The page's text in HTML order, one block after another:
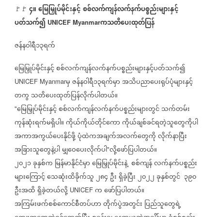
🚩🚩 ၄။မြေမြှုပ်မိုင်းနှင့်စစ်လက်ကျန်လက်နက်ပစ္စည်းများနှင့်
ပတ်သက်၍ UNICEF Myanmarကသတိပေးထုတ်ပြန်
ဇန်နဝါရီ၁၃ရက်
မြေမြှုပ်မိုင်းနှင့်စစ်လက်ကျန်လက်နက်ပစ္စည်းများနှင့်ပတ်သက်၍
UNICEF Myanmarမှဇန်နဝါရီ၁၃ရက်မှာအသိပညာပေးရုပ်ပုံများနှင့်
တကွ သတိပေးထုတ်ပြန်လိုက်ပါတယ်။
"မြေမြှုပ်မိုင်းနှင့်စစ်လက်ကျန်လက်နက်ပစ္စည်းများတွင်သက်တမ်း
ကုန်ဆုံးရက်မရှိပါ။ကိုယ်ကိုယ်တိုင်ကောကိုယ်ချစ်ခင်ရတဲ့သူတွေကိုပါ
အကာအကွယ်ပေးနိုင်ဖို့ပုံထဲကအချက်အလက်တွေကိုလိုက်နာပြီး
အခြားသူတွေနဲ့ပါမျှဝေပေးလိုက်ပါ"လို့ဖော်ပြပါတယ်။
၂၀၂၁ခုနှစ်က မြန်မာနိုင်ငံမှာမြေမြှုပ်မိုင်းနဲ့ စစ်ကျန်လက်နက်ပစ္စည်း
များကြောင့်သေဆုံးထိခိုက်သူ၂၈၄ ဦးရှိခဲ့ပြီး၂၀၂၂ခုနှစ်တွင် ၃၉၀
ဦးအထိရှိခဲ့တယ်လို့ UNICEF ကဖော်ပြပါတယ်။
အကြမ်းဖက်စစ်ကောင်စီတပ်ဟာတိုက်ပွဲအတွင်း ပြည်သူတွေရဲ့